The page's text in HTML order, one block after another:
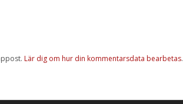
Lär dig om hur din kommentarsdata bearbetas.